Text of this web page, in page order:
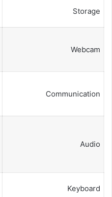
Storage
Webcam
Communication
Audio
Keyboard